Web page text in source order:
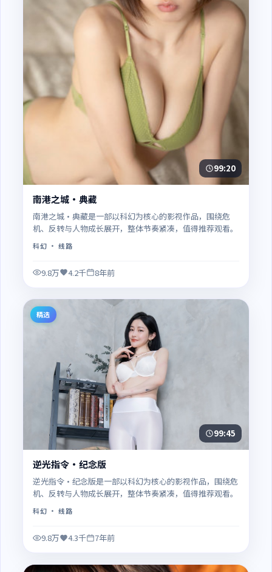
99:20
南港之城·典藏
南港之城·典藏是一部以科幻为核心的影视作品，围绕危
机、反转与人物成长展开，整体节奏紧凑，值得推荐观看。
科幻 · 线路
9.8万 4.2千 8年前
精选
99:45
逆光指令·纪念版
逆光指令·纪念版是一部以科幻为核心的影视作品，围绕危
机、反转与人物成长展开，整体节奏紧凑，值得推荐观看。
科幻 · 线路
9.8万 4.3千 7年前